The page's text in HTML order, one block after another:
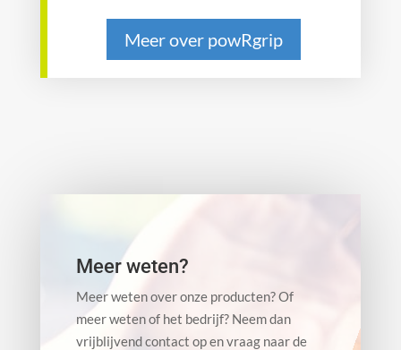
Meer over powRgrip
Meer weten?
Meer weten over onze producten? Of
meer weten of het bedrijf? Neem dan
vrijblijvend contact op en vraag naar de